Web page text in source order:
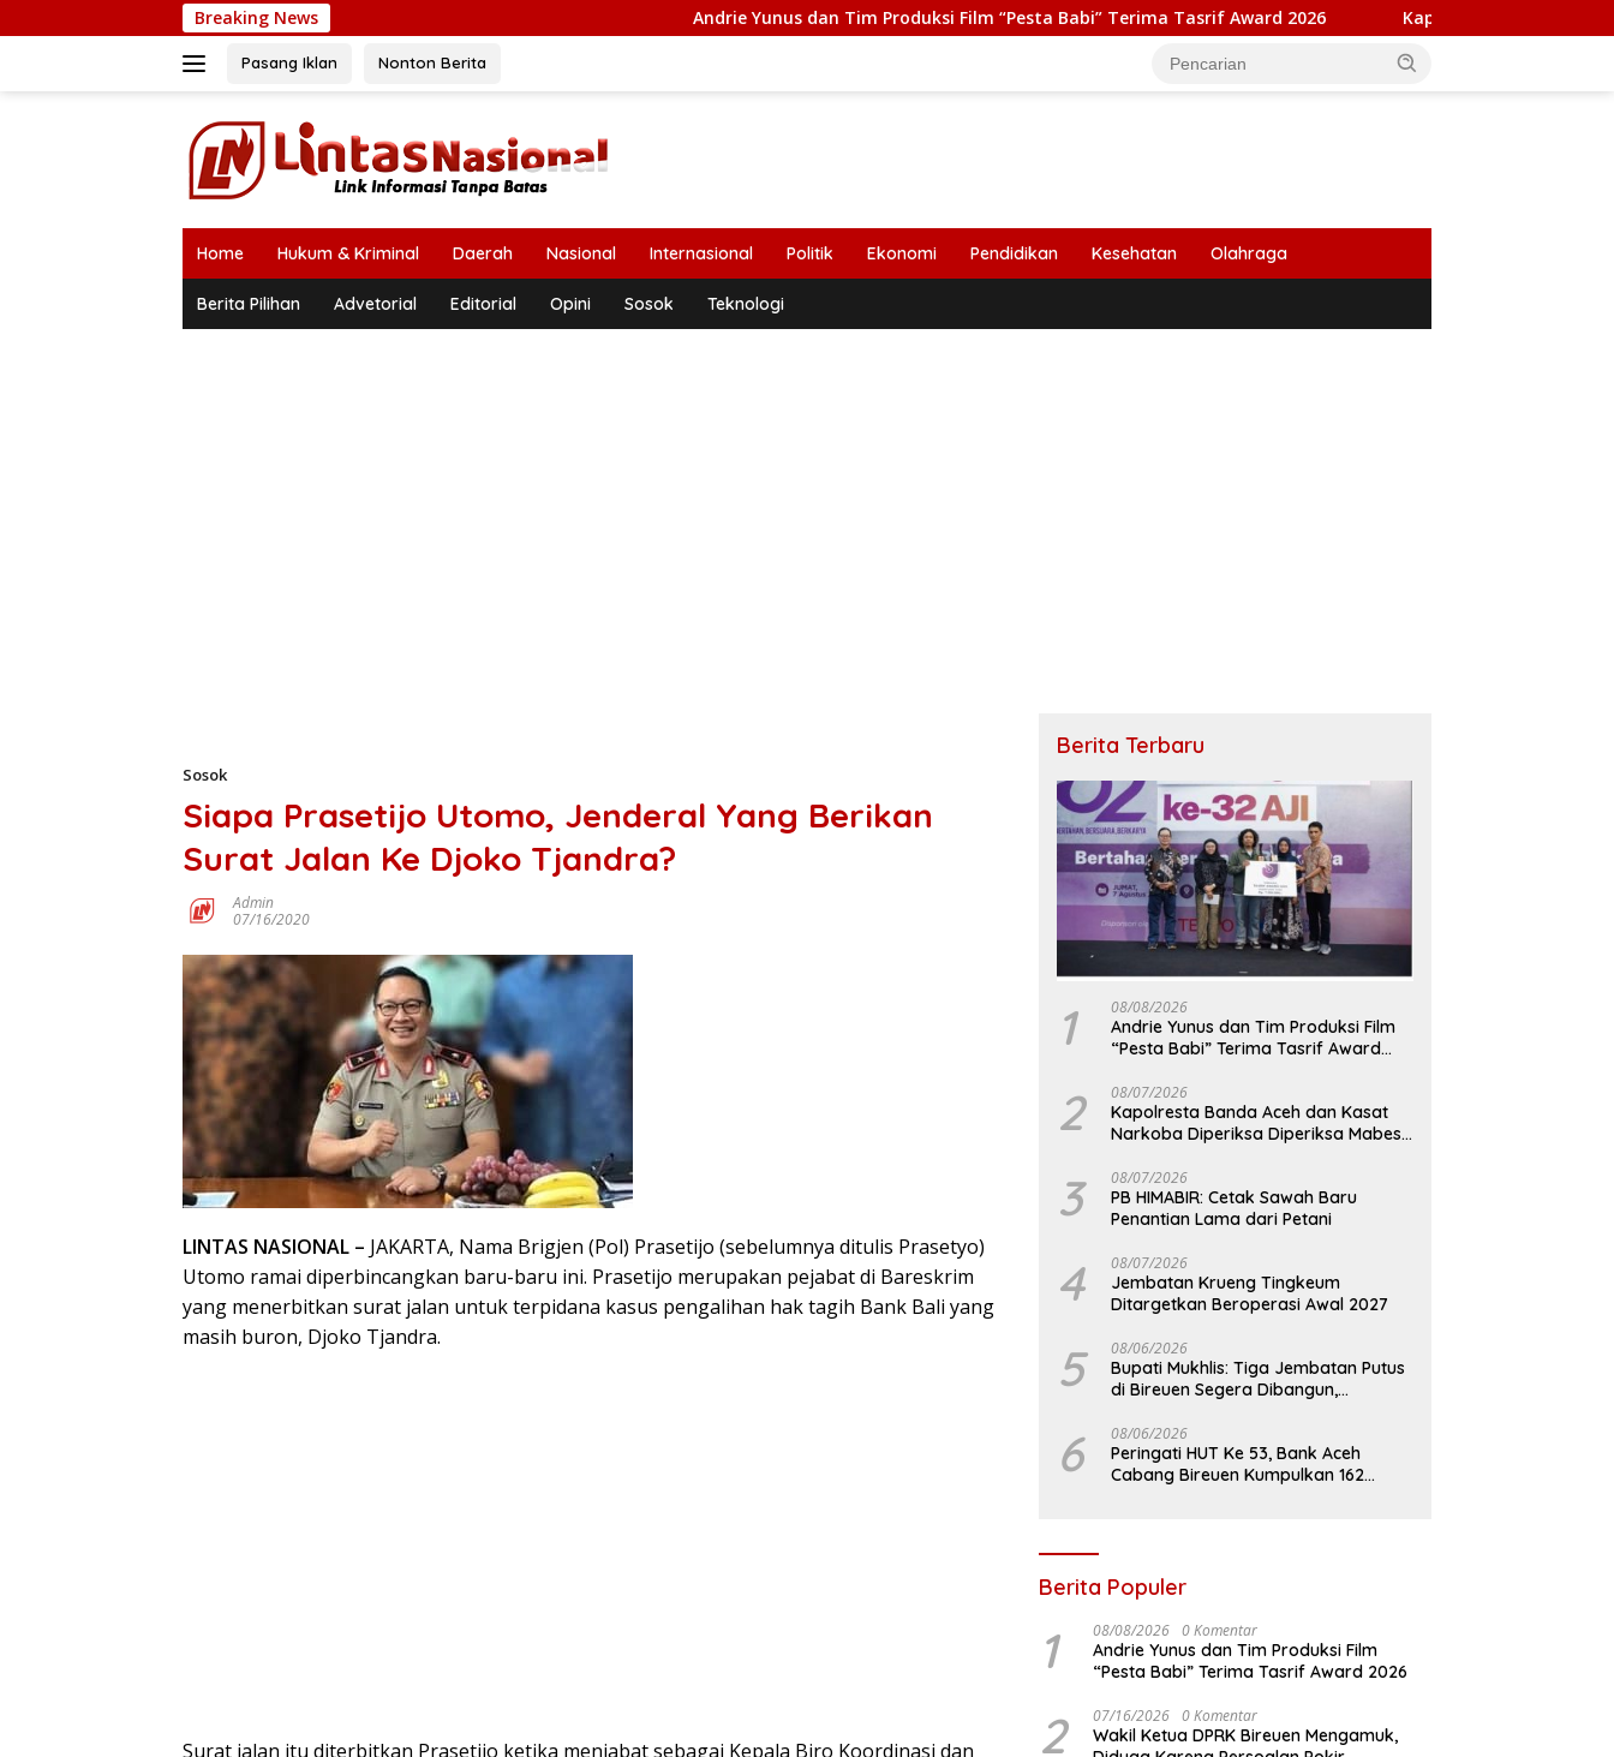
ke
Breaking News Andrie Yunus dan Tim Produksi Film “Pesta Babi” Terima Tasrif Award 2026 Kapolresta Banda Aceh dan Kasat
Pasang Iklan Nonton Berita
Home Hukum & Kriminal Daerah Nasional Internasional Politik Ekonomi Pendidikan Kesehatan Olahraga
Berita Pilihan Advetorial Editorial Opini Sosok Teknologi
Sosok
Siapa Prasetijo Utomo, Jenderal Yang Berikan
Surat Jalan Ke Djoko Tjandra?
Admin
07/16/2020
LINTAS NASIONAL – JAKARTA, Nama Brigjen (Pol) Prasetijo (sebelumnya ditulis Prasetyo)
Utomo ramai diperbincangkan baru-baru ini. Prasetijo merupakan pejabat di Bareskrim
yang menerbitkan surat jalan untuk terpidana kasus pengalihan hak tagih Bank Bali yang
masih buron, Djoko Tjandra.
Surat jalan itu diterbitkan Prasetijo ketika menjabat sebagai Kepala Biro Koordinasi dan
Berita Terbaru
1 08/08/2026
Andrie Yunus dan Tim Produksi Film
“Pesta Babi” Terima Tasrif Award
2 08/07/2026
Kapolresta Banda Aceh dan Kasat
Narkoba Diperiksa Diperiksa Mabes
3 08/07/2026
PB HIMABIR: Cetak Sawah Baru
Penantian Lama dari Petani
4 08/07/2026
Jembatan Krueng Tingkeum
Ditargetkan Beroperasi Awal 2027
5 08/06/2026
Bupati Mukhlis: Tiga Jembatan Putus
di Bireuen Segera Dibangun,
6 08/06/2026
Peringati HUT Ke 53, Bank Aceh
Cabang Bireuen Kumpulkan 162
Berita Populer
1 08/08/2026 0 Komentar
Andrie Yunus dan Tim Produksi Film
“Pesta Babi” Terima Tasrif Award 2026
2 07/16/2026 0 Komentar
Wakil Ketua DPRK Bireuen Mengamuk,